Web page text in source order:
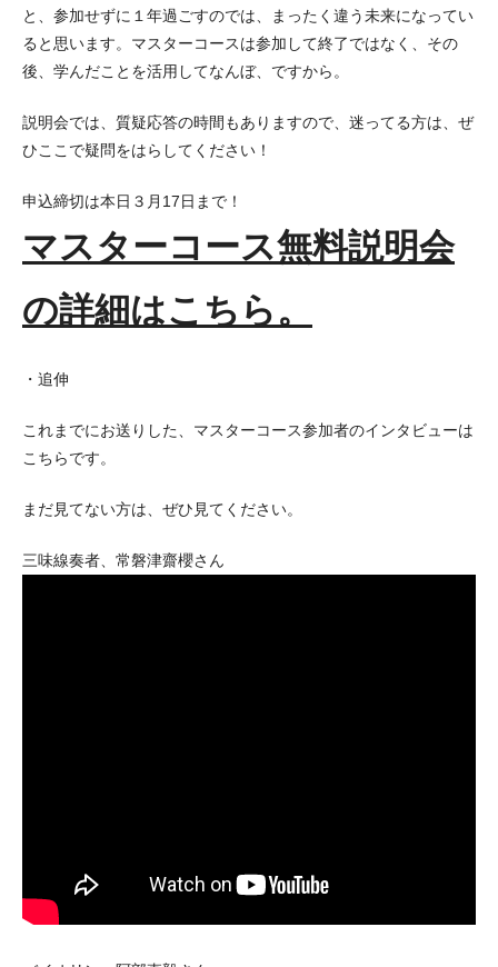
と、参加せずに１年過ごすのでは、まったく違う未来になってい
ると思います。マスターコースは参加して終了ではなく、その
後、学んだことを活用してなんぼ、ですから。
説明会では、質疑応答の時間もありますので、迷ってる方は、ぜ
ひここで疑問をはらしてください！
申込締切は本日３月17日まで！
マスターコース無料説明会
の詳細はこちら。
・追伸
これまでにお送りした、マスターコース参加者のインタビューは
こちらです。
まだ見てない方は、ぜひ見てください。
三味線奏者、常磐津齋櫻さん